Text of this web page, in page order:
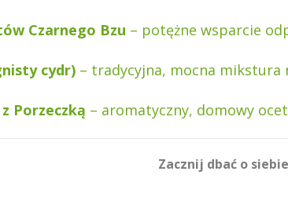
Czarnego Bzu – potężne wsparcie
cydr) – tradycyjna, mocna mikstura
Porzeczką – aromatyczny, domowy
Zacznij dbać o